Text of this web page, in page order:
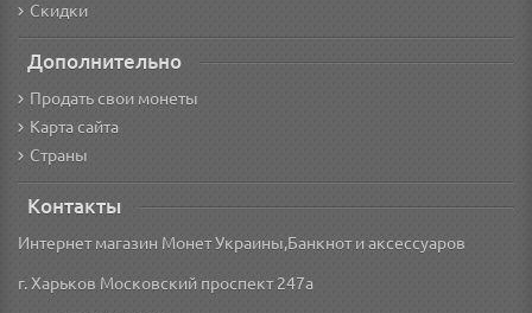
Скидки
Дополнительно
Продать свои монеты
Карта сайта
Страны
Контакты
Интернет магазин Монет Украины,Банкнот и аксессуаров
г. Харьков Московский проспект 247а